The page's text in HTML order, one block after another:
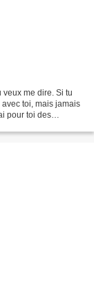
me dire. Si tu
toi, mais jamais
pour toi des